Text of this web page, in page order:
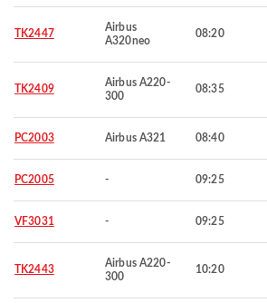
TK2447
Airbus
A320neo
08:20
TK2409
Airbus A220-
300
08:35
PC2003 Airbus A321 08:40
PC2005 - 09:25
VF3031 - 09:25
TK2443
Airbus A220-
300
10:20